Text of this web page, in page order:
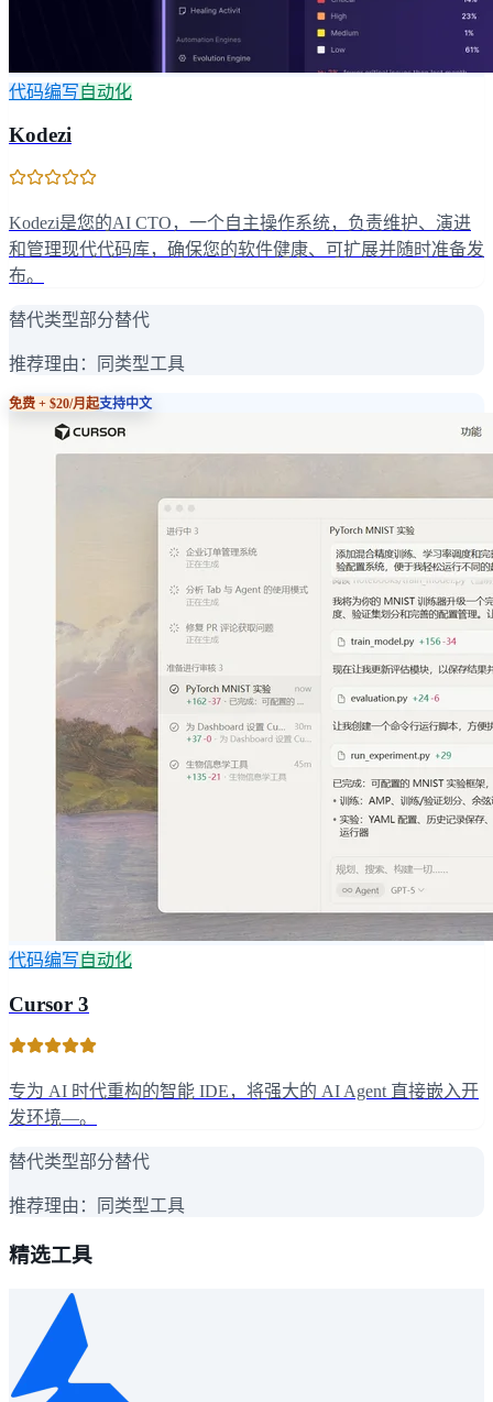
代码编写自动化
Kodezi
Kodezi是您的AI CTO，一个自主操作系统，负责维护、演进
和管理现代代码库，确保您的软件健康、可扩展并随时准备发
布。
替代类型部分替代
推荐理由： 同类型工具
免费 + $20/月起支持中文
代码编写自动化
Cursor 3
专为 AI 时代重构的智能 IDE，将强大的 AI Agent 直接嵌入开
发环境—。
替代类型部分替代
推荐理由： 同类型工具
精选工具